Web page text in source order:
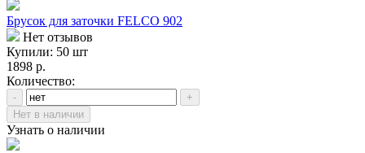
Брусок для заточки FELCO 902
Нет отзывов
Купили: 50 шт
1898 р.
Количество:
-
+
Нет в наличии
Узнать о наличии